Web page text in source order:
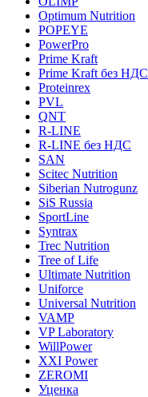
Optimum Nutrition
POPEYE
PowerPro
Prime Kraft
Prime Kraft без НДС
Proteinrex
PVL
QNT
R-LINE
R-LINE без НДС
SAN
Scitec Nutrition
Siberian Nutrogunz
SiS Russia
SportLine
Syntrax
Trec Nutrition
Tree of Life
Ultimate Nutrition
Uniforce
Universal Nutrition
VAMP
VP Laboratory
WillPower
XXI Power
ZEROMI
Уценка